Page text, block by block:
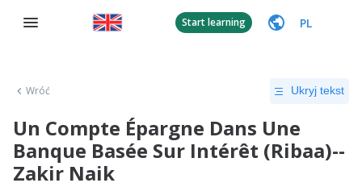
Start learning PL
Wróć Ukryj tekst
Un Compte Épargne Dans Une
Banque Basée Sur Intérêt (Ribaa)--
Zakir Naik